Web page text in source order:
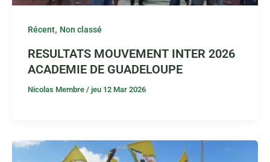
Récent, Non classé
RESULTATS MOUVEMENT INTER 2026
ACADEMIE DE GUADELOUPE
Nicolas Membre / jeu 12 Mar 2026